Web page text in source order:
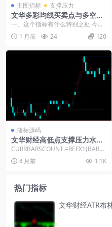
主图指标 支撑压力
文华多彩均线买卖点与多空动
能主图指标公式
一、这个指标有什么特别之处 今天
聊的这个文华主图指标，属于那种
“一看就懂、信号明...
1 月前 24 120
指标源码
文华财经高低点支撑压力水平
画线指标公式
CURRBARSCOUNT:=REFX1(BARP
OS,9999)-BARPOS...
4 月前 1.1K
热门指标
文华财经ATR布